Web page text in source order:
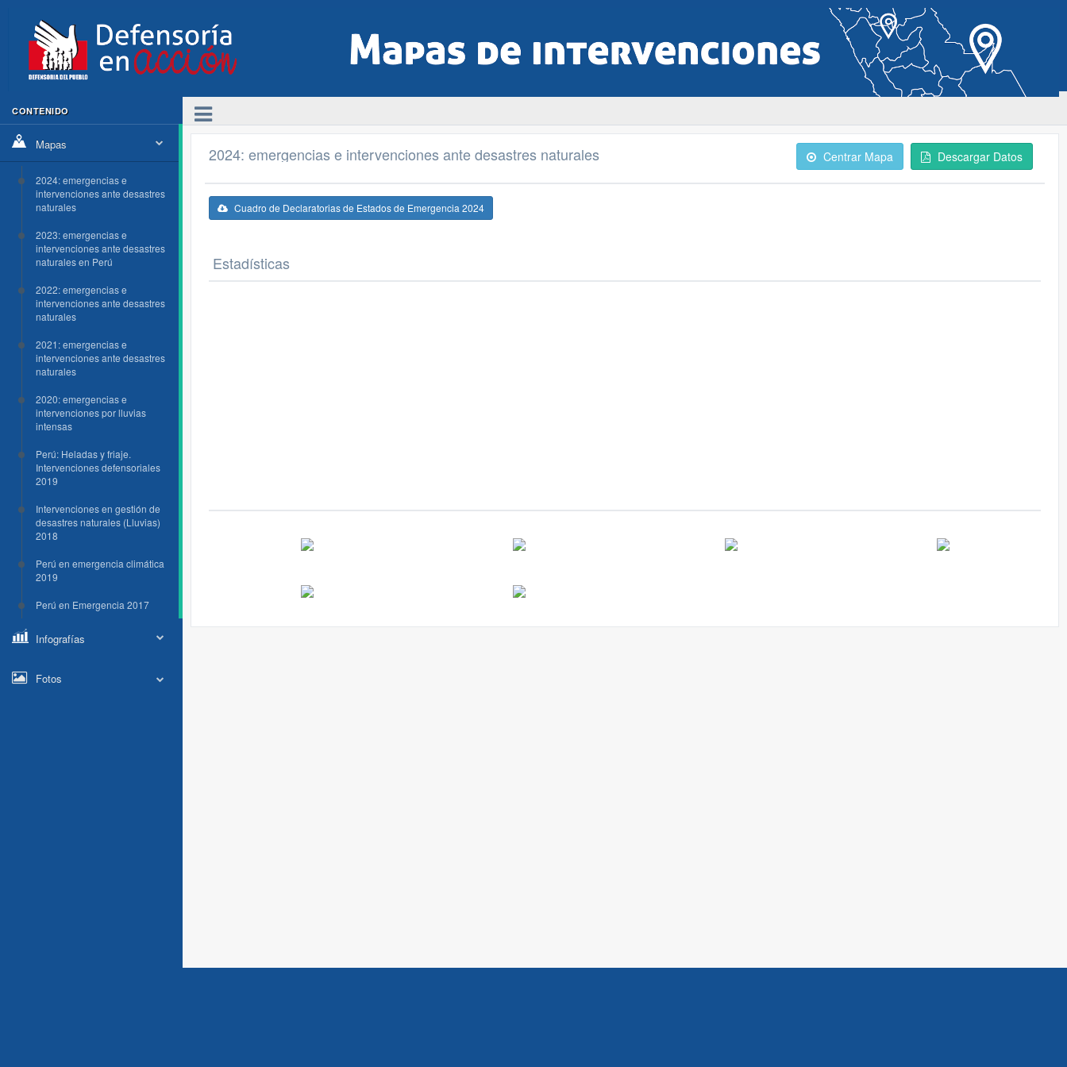
CONTENIDO
Mapas
2024: emergencias e
intervenciones ante desastres
naturales
2023: emergencias e
intervenciones ante desastres
naturales en Perú
2022: emergencias e
intervenciones ante desastres
naturales
2021: emergencias e
intervenciones ante desastres
naturales
2020: emergencias e
intervenciones por lluvias
intensas
Perú: Heladas y friaje.
Intervenciones defensoriales
2019
Intervenciones en gestión de
desastres naturales (Lluvias)
2018
Perú en emergencia climática
2019
Perú en Emergencia 2017
Infografías
Fotos
2024: emergencias e intervenciones ante desastres naturales Centrar Mapa Descargar Datos
Cuadro de Declaratorias de Estados de Emergencia 2024
Estadísticas